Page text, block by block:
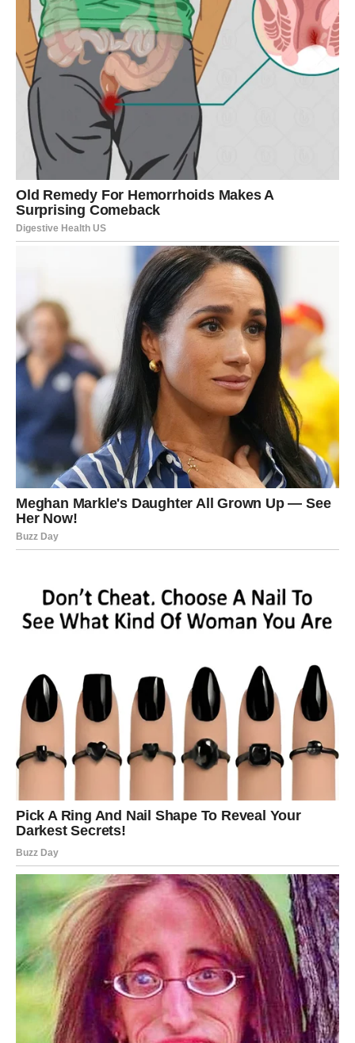
NOVAC – potreba za pametnim
planiranjem
Finansijski, dan zahteva pažnju i racionalnost. Iako
Blizanci vole spontanost, danas je važno da se
impulsima. Moguća je ideja o dodatnoj zaradi ili trošku
koji deluje primamljivo, ali je savet da sve dobro proverite
pre nego što donesete odluku.
Ovo je dobar dan za planiranje, razgovor o finansijama ili
razmišljanje o budućim ulaganjima. Novac danas traži
dobru informaciju i jasnu strategiju – a to je nešto u čemu
Blizanci mogu biti veoma uspešni ako se fokusiraju.
EMOCIJE I UNUTRAŠNJE
STANJE – susret razuma i srca
Unutrašnje stanje Blizanaca danas je intenzivno, ali i
veoma značajno. Osećate da se u vama nešto “prelama” –
stare dileme gube snagu, a nove spoznaje dolaze na
njihovo mesto. Ovo može doneti trenutke nemira, ali i
snažan osećaj oslobađanja.
drugima ili da ste neke svoje potrebe stavljali u drugi
plan. Danas dolazi trenutak kadabirate sebe, ali bez
Kratka šetnja, razgovor sa bliskom osobom ili zapisivanje
misli mogu vam pomoći da se dodatno rasteretite i
povežete sa sobom.
DUHOVNA PORUKA DANA ZA
BLIZANCE
Današnji dan vas uči da istina nije neprijatelj, već
saveznik. Ono što se danas razotkrije – bilo kroz
razgovor, misao ili osećaj – vodi vas ka većoj slobodi i
miru. Ne morate imati sve odgovore odmah, ali morate
biti iskreni prema sebi.
Kada se usude da kažu istinu, Blizanci postaju jači, jasniji
i mirniji. Danas je upravo takav dan.